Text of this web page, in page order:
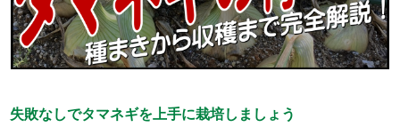
失敗なしでタマネギを上手に栽培しましょう